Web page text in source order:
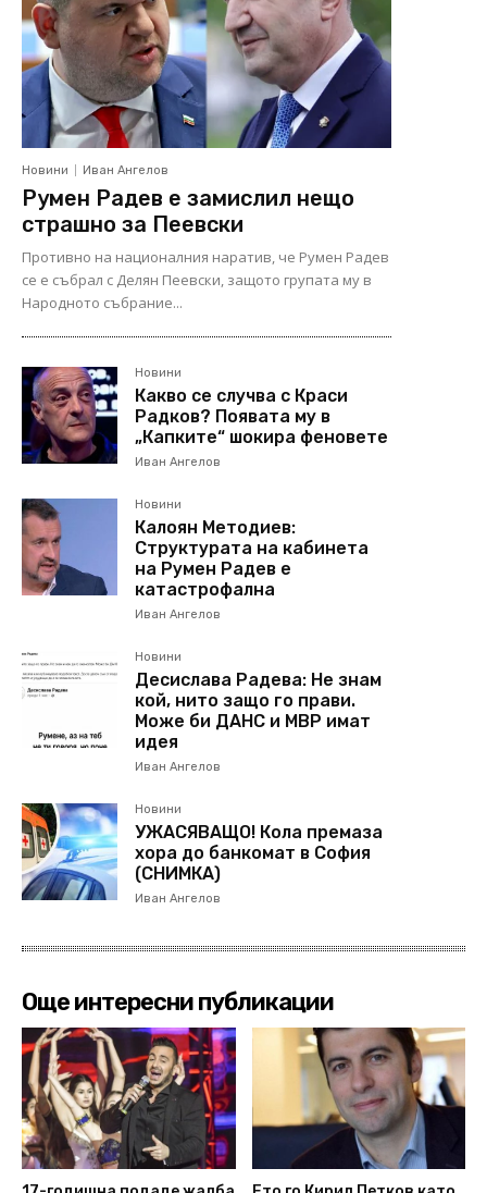
Новини Иван Ангелов
Румен Радев е замислил нещо
страшно за Пеевски
Противно на националния наратив, че Румен Радев
се е събрал с Делян Пеевски, защото групата му в
Народното събрание...
Новини
Какво се случва с Краси
Радков? Появата му в
„Капките“ шокира феновете
Иван Ангелов
Новини
Калоян Методиев:
Структурата на кабинета
на Румен Радев е
катастрофална
Иван Ангелов
Новини
Десислава Радева: Не знам
кой, нито защо го прави.
Може би ДАНС и МВР имат
идея
Иван Ангелов
Новини
УЖАСЯВАЩО! Кола премаза
хора до банкомат в София
(СНИМКА)
Иван Ангелов
Още интересни публикации